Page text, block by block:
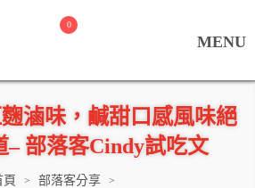
0
滷味，鹹甜口感風味絕
– 部落客Cindy試吃文
頁 > 部落客分享 >